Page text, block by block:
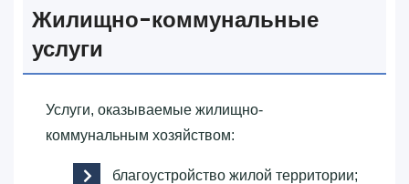
Жилищно-коммунальные
услуги
Услуги, оказываемые жилищно-
коммунальным хозяйством:
благоустройство жилой территории;